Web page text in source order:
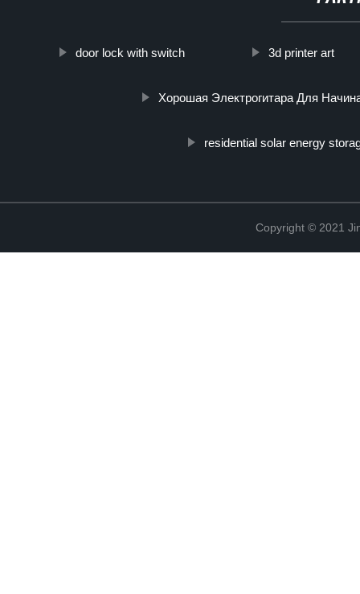
door lock with switch 3d printer art
Хорошая Электрогитара Для
residential solar energy
Copyright © 2021